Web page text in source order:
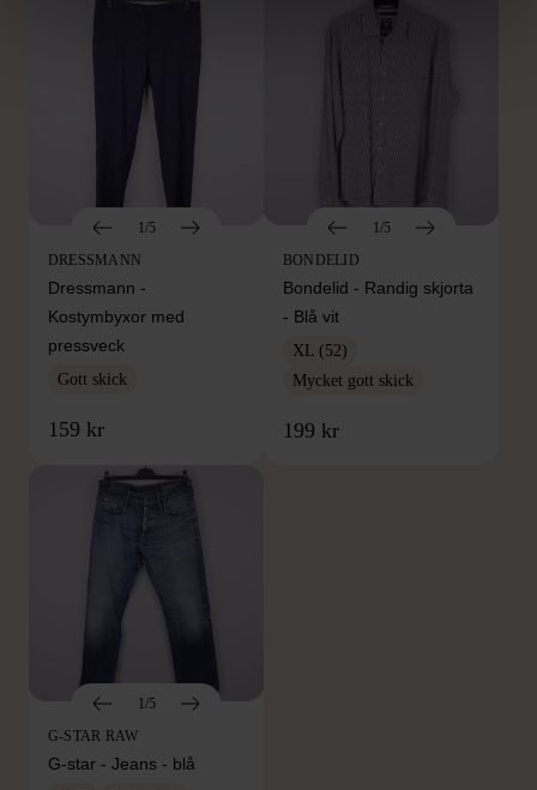
1/5
DRESSMANN
Dressmann -
Kostymbyxor med
pressveck
Gott skick
159 kr
1/5
BONDELID
Bondelid - Randig skjorta
- Blå vit
XL (52)
Mycket gott skick
199 kr
1/5
G-STAR RAW
G-star - Jeans - blå